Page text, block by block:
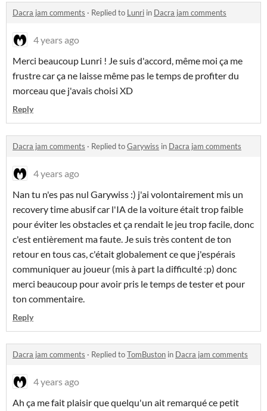
Dacra jam comments · Replied to Lunri in Dacra jam comments
4 years ago
Merci beaucoup Lunri ! Je suis d'accord, même moi ça me
frustre car ça ne laisse même pas le temps de profiter du
morceau que j'avais choisi XD
Reply
Dacra jam comments · Replied toGarywiss in Dacra jam comments
4 years ago
Nan tu n'es pas nul Garywiss :) j'ai volontairement mis un
recovery time abusif car l'IA de la voiture était trop faible
pour éviter les obstacles et ça rendait le jeu trop facile, donc
c'est entièrement ma faute. Je suis très content de ton
retour en tous cas, c'était globalement ce que j'espérais
communiquer au joueur (mis à part la difficulté :p) donc
merci beaucoup pour avoir pris le temps de tester et pour
ton commentaire.
Reply
Dacra jam comments · Replied toTomBuston in Dacra jam comments
4 years ago
Ah ça me fait plaisir que quelqu'un ait remarqué ce petit